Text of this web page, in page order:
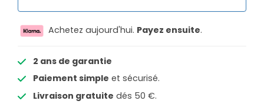
Achetez aujourd'hui. Payez ensuite.
2 ans de garantie
Paiement simple et sécurisé.
Livraison gratuite dés 50 €.